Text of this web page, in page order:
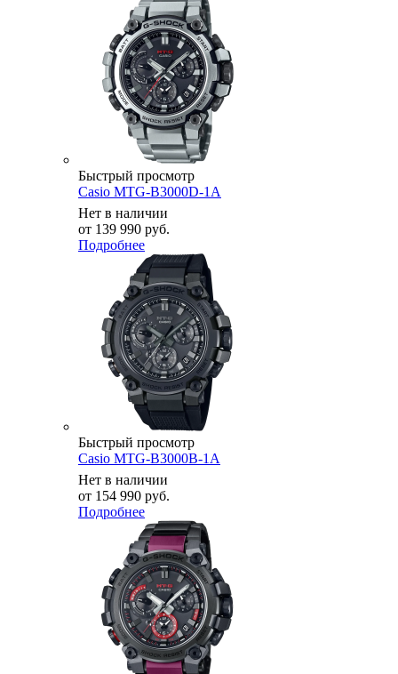
Быстрый просмотр
Casio MTG-B3000D-1A
Нет в наличии
от 139 990 руб.
Подробнее
Быстрый просмотр
Casio MTG-B3000B-1A
Нет в наличии
от 154 990 руб.
Подробнее